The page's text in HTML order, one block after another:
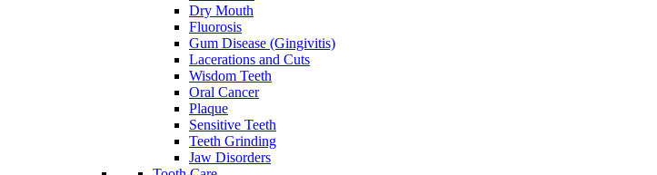
Dry Mouth
Fluorosis
Gum Disease (Gingivitis)
Lacerations and Cuts
Wisdom Teeth
Oral Cancer
Plaque
Sensitive Teeth
Teeth Grinding
Jaw Disorders